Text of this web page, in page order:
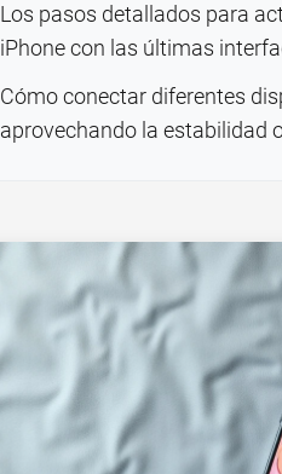
Los pasos detallados para
iPhone con las últimas
Cómo conectar diferentes
aprovechando la estabilidad